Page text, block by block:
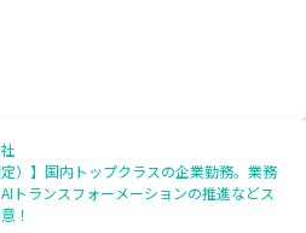
）】国内トップクラスの企業勤務。業務
トランスフォーメーションの推進などス
！